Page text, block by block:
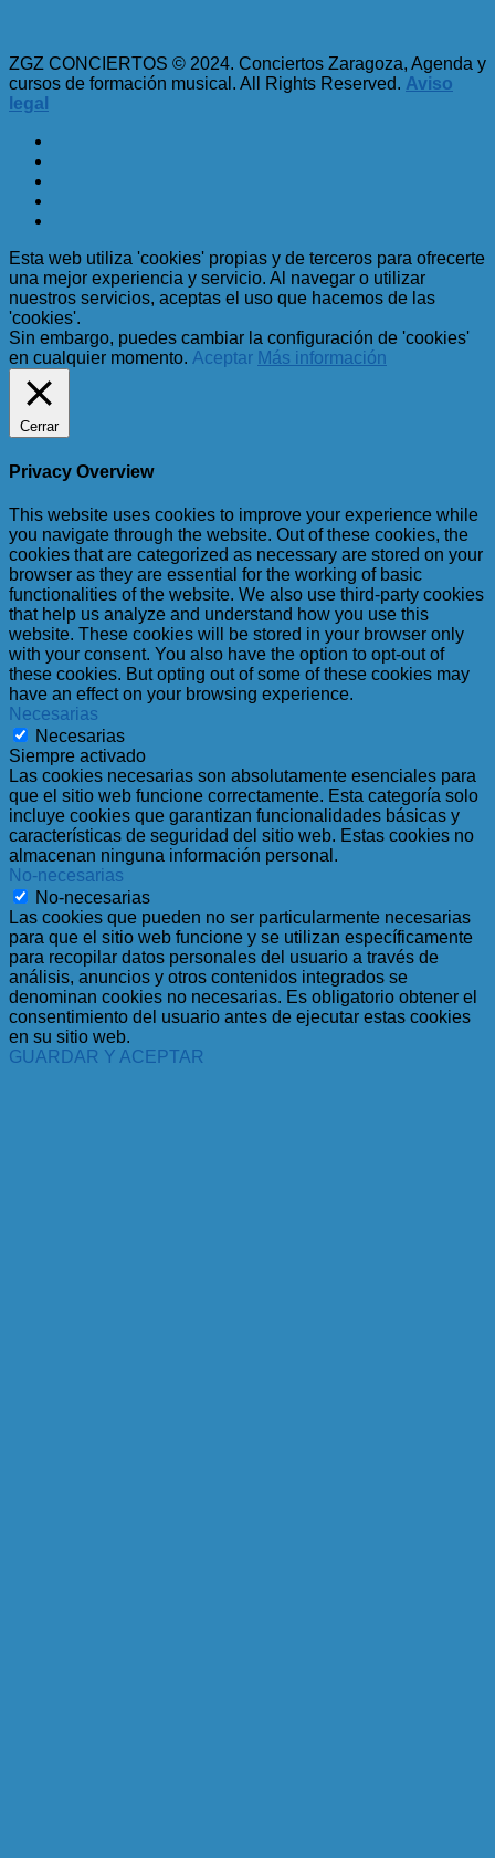
ZGZ CONCIERTOS © 2024. Conciertos Zaragoza, Agenda y
cursos de formación musical. All Rights Reserved. Aviso
legal
Esta web utiliza 'cookies' propias y de terceros para ofrecerte
una mejor experiencia y servicio. Al navegar o utilizar
nuestros servicios, aceptas el uso que hacemos de las
'cookies'.
Sin embargo, puedes cambiar la configuración de 'cookies'
en cualquier momento. Aceptar Más información
Cerrar
Privacy Overview
This website uses cookies to improve your experience while
you navigate through the website. Out of these cookies, the
cookies that are categorized as necessary are stored on your
browser as they are essential for the working of basic
functionalities of the website. We also use third-party cookies
that help us analyze and understand how you use this
website. These cookies will be stored in your browser only
with your consent. You also have the option to opt-out of
these cookies. But opting out of some of these cookies may
have an effect on your browsing experience.
Necesarias
Necesarias
Siempre activado
Las cookies necesarias son absolutamente esenciales para
que el sitio web funcione correctamente. Esta categoría solo
incluye cookies que garantizan funcionalidades básicas y
características de seguridad del sitio web. Estas cookies no
almacenan ninguna información personal.
No-necesarias
No-necesarias
Las cookies que pueden no ser particularmente necesarias
para que el sitio web funcione y se utilizan específicamente
para recopilar datos personales del usuario a través de
análisis, anuncios y otros contenidos integrados se
denominan cookies no necesarias. Es obligatorio obtener el
consentimiento del usuario antes de ejecutar estas cookies
en su sitio web.
GUARDAR Y ACEPTAR